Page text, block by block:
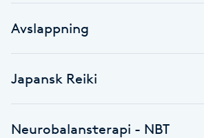
Bröllopsuppsättning
Celluliter
Avslappning
Japansk Reiki
Neurobalansterapi - NBT